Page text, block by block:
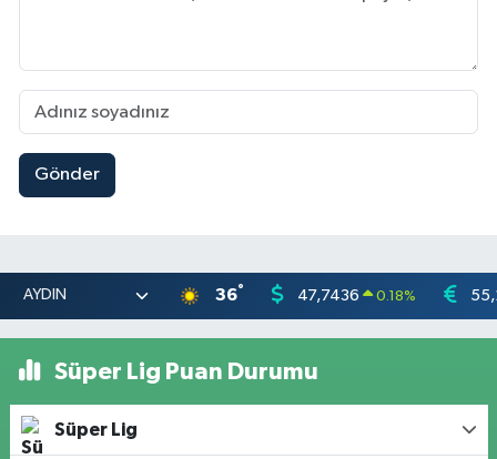
Gönder
36° 47,7436 0.18%
Süper Lig Puan Durumu
Süper Lig